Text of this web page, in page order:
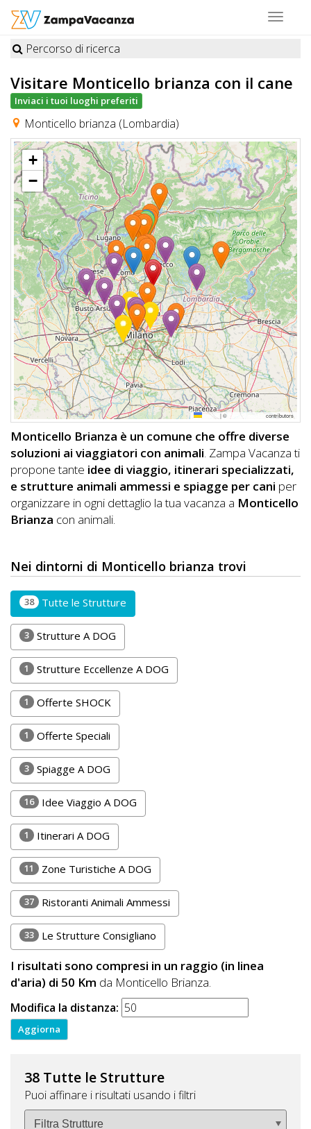
Toggle
STRUTTURE
A
DOG
LUOGHI
A
DOG
OFFERTE
A
DOG
INFO
A
DOG
CHIEDI
CODICE
SCONTO
Video
Tutorial
Lavora
con
Noi
Inserisci
Attività
Accedi
Registrati
Percorso di ricerca
Visitare Monticello brianza con il cane
Inviaci i tuoi luoghi preferiti
Monticello brianza (Lombardia)
+
−
Leaflet |© OpenStreetMap contributors
Monticello Brianza è un comune che offre diverse
soluzioni ai viaggiatori con animali. Zampa Vacanza ti
propone tante idee di viaggio, itinerari specializzati,
e strutture animali ammessi e spiagge per cani per
organizzare in ogni dettaglio la tua vacanza a Monticello
Brianza con animali.
Nei dintorni di Monticello brianza trovi
38 Tutte le Strutture
3 Strutture A DOG
1 Strutture Eccellenze A DOG
1 Offerte SHOCK
1 Offerte Speciali
3 Spiagge A DOG
16 Idee Viaggio A DOG
1 Itinerari A DOG
11 Zone Turistiche A DOG
37 Ristoranti Animali Ammessi
33 Le Strutture Consigliano
I risultati sono compresi in un raggio (in linea
d'aria) di 50 Km da Monticello Brianza.
Modifica la distanza:
38 Tutte le Strutture
Puoi affinare i risultati usando i filtri